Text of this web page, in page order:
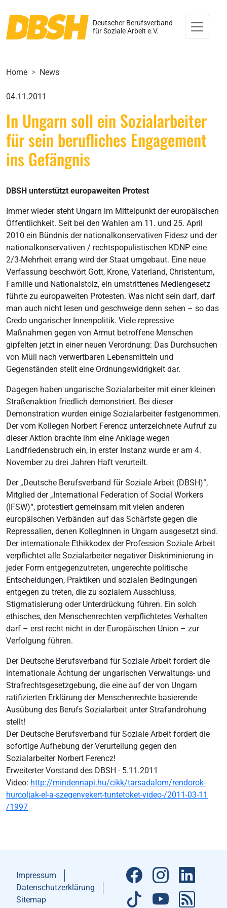
Deutscher Berufsverband
für Soziale Arbeit e.V.
Home News
04.11.2011
In Ungarn soll ein Sozialarbeiter
für sein berufliches Engagement
ins Gefängnis
DBSH unterstützt europaweiten Protest
Immer wieder steht Ungarn im Mittelpunkt der europäischen
Öffentlichkeit. Seit bei den Wahlen am 11. und 25. April
2010 ein Bündnis der nationalkonservativen Fidesz und der
nationalkonservativen / rechtspopulistischen KDNP eine
2/3-Mehrheit errang wird der Staat umgebaut. Eine neue
Verfassung beschwört Gott, Krone, Vaterland, Christentum,
Familie und Nationalstolz, ein umstrittenes Mediengesetz
führte zu europaweiten Protesten. Was nicht sein darf, darf
man auch nicht lesen und geschweige denn sehen – so das
Credo ungarischer Innenpolitik. Viele repressive
Maßnahmen gegen von Armut betroffene Menschen
gipfelten jetzt in einer neuen Verordnung: Das Durchsuchen
von Müll nach verwertbaren Lebensmitteln und
Gegenständen stellt eine Ordnungswidrigkeit dar.
Dagegen haben ungarische Sozialarbeiter mit einer kleinen
Straßenaktion friedlich demonstriert. Bei dieser
Demonstration wurden einige Sozialarbeiter festgenommen.
Der vom Kollegen Norbert Ferencz unterzeichnete Aufruf zu
dieser Aktion brachte ihm eine Anklage wegen
Landfriedensbruch ein, in erster Instanz wurde er am 4.
November zu drei Jahren Haft verurteilt.
Der „Deutsche Berufsverband für Soziale Arbeit (DBSH)“,
Mitglied der „International Federation of Social Workers
(IFSW)“, protestiert gemeinsam mit vielen anderen
europäischen Verbänden auf das Schärfste gegen die
Repressalien, denen KollegInnen in Ungarn ausgesetzt sind.
Der internationale Ethikkodex der Profession Soziale Arbeit
verpflichtet alle Sozialarbeiter negativer Diskriminierung in
jeder Form entgegenzutreten, ungerechte politische
Entscheidungen, Praktiken und sozialen Bedingungen
entgegen zu treten, die zu sozialem Ausschluss,
Stigmatisierung oder Unterdrückung führen. Ein solch
ethisches, den Menschenrechten verpflichtetes Verhalten
darf – erst recht nicht in der Europäischen Union – zur
Verfolgung führen.
Der Deutsche Berufsverband für Soziale Arbeit fordert die
internationale Ächtung der ungarischen Verwaltungs- und
Strafrechtsgesetzgebung, die eine auf der von Ungarn
ratifizierten Erklärung der Menschenrechte basierende
Ausübung des Berufs Sozialarbeit unter Strafandrohung
stellt!
Der Deutsche Berufsverband für Soziale Arbeit fordert die
sofortige Aufhebung der Verurteilung gegen den
Sozialarbeiter Norbert Ferencz!
Erweiterter Vorstand des DBSH - 5.11.2011
Video: http://mindennapi.hu/cikk/tarsadalom/rendorok-
hurcoljak-el-a-szegenyekert-tuntetoket-video-/2011-03-11
/1997
Impressum
Datenschutzerklärung
Sitemap